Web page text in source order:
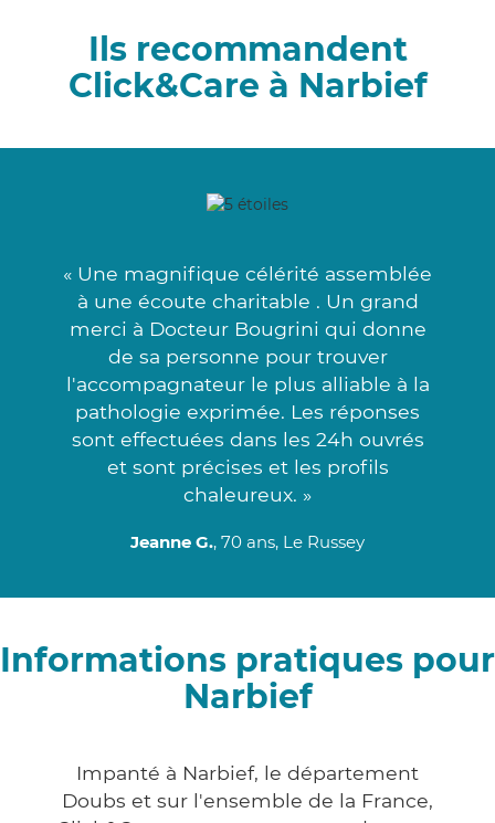
Ils recommandent
Click&Care à Narbief
« Une magnifique célérité assemblée
à une écoute charitable . Un grand
merci à Docteur Bougrini qui donne
de sa personne pour trouver
l'accompagnateur le plus alliable à la
pathologie exprimée. Les réponses
sont effectuées dans les 24h ouvrés
et sont précises et les profils
chaleureux. »
Jeanne G., 70 ans, Le Russey
Informations pratiques pour
Narbief
Impanté à Narbief, le département
Doubs et sur l'ensemble de la France,